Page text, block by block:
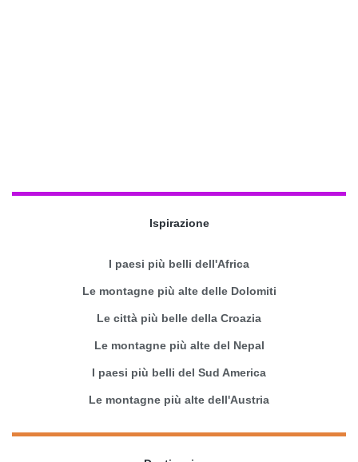
Ispirazione
I paesi più belli dell'Africa
Le montagne più alte delle Dolomiti
Le città più belle della Croazia
Le montagne più alte del Nepal
I paesi più belli del Sud America
Le montagne più alte dell'Austria